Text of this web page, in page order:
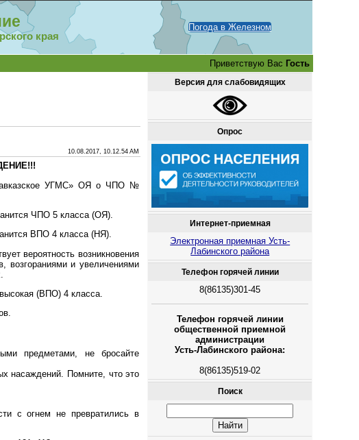
края
Погода в Железном
Приветствую Вас Гость
10.08.2017, 10.12.54 AM
УГМС» ОЯ о ЧПО №
ЧПО 5 класса (ОЯ).
ВПО 4 класса (НЯ).
вероятность возникновения
возгораниями и увеличениями
(ВПО) 4 класса.
предметами, не бросайте
насаждений. Помните, что это
с огнем не превратились в
Версия для слабовидящих
Опрос
Интернет-приемная
Электронная приемная Усть-
Лабинского района
Телефон горячей линии
8(86135)301-45
Телефон горячей линии
общественной приемной
администрации
Усть-Лабинского района:
8(86135)519-02
Поиск